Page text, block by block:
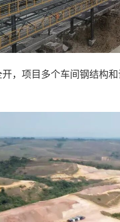
，项目多个车间钢结构